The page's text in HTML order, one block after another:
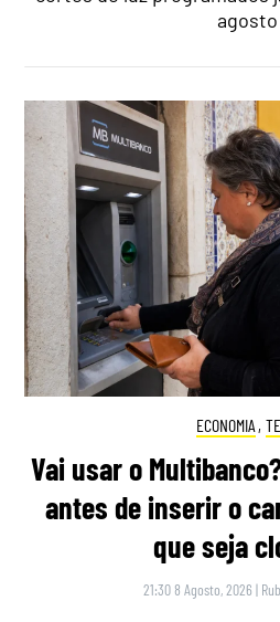
agosto
ECONOMIA ,
Vai usar o
antes de inserir o
que seja
21:30 8 Agosto, 2026 |